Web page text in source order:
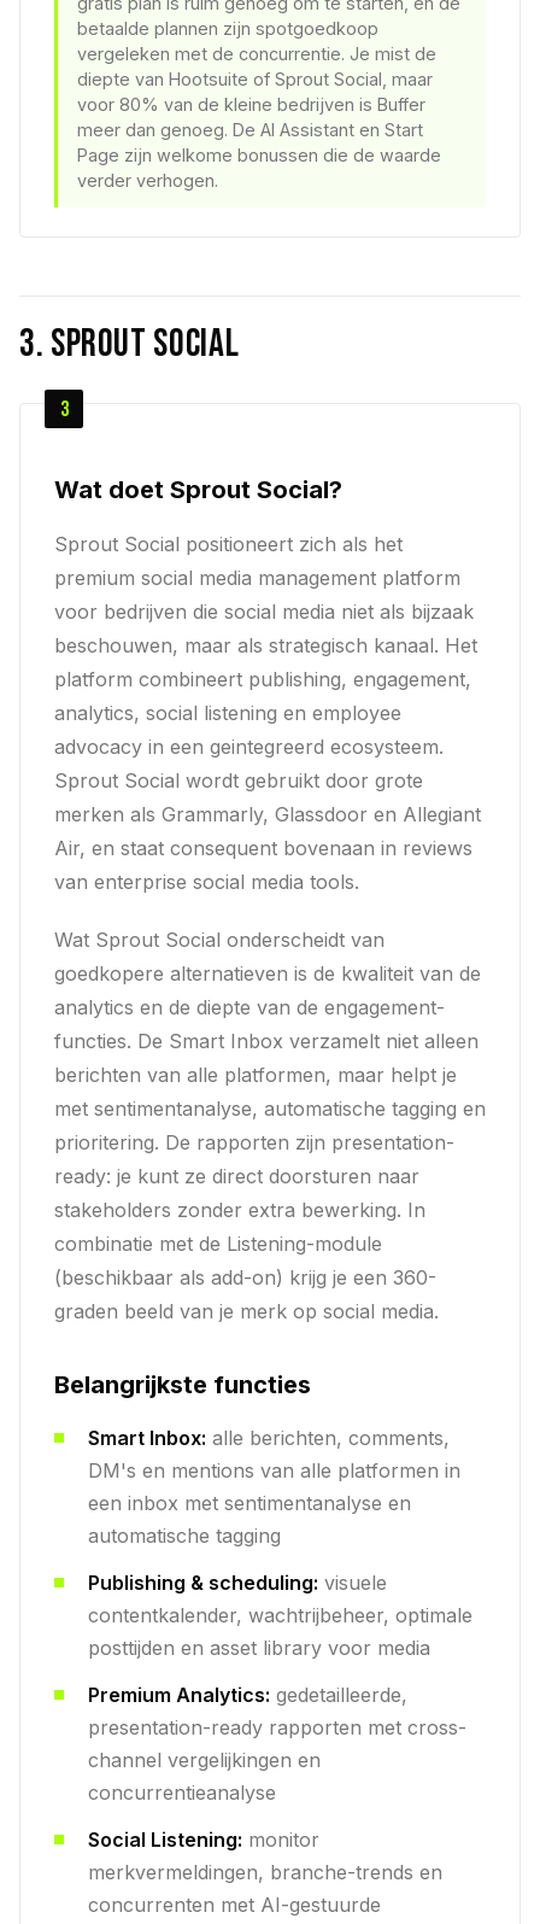
betaalde plannen zijn spotgoedkoop
vergeleken met de concurrentie. Je mist de
diepte van Hootsuite of Sprout Social, maar
voor 80% van de kleine bedrijven is Buffer
meer dan genoeg. De AI Assistant en Start
Page zijn welkome bonussen die de waarde
verder verhogen.
3. Sprout Social
3
Wat doet Sprout Social?
Sprout Social positioneert zich als het
premium social media management platform
voor bedrijven die social media niet als bijzaak
beschouwen, maar als strategisch kanaal. Het
platform combineert publishing, engagement,
analytics, social listening en employee
advocacy in een geintegreerd ecosysteem.
Sprout Social wordt gebruikt door grote
merken als Grammarly, Glassdoor en Allegiant
Air, en staat consequent bovenaan in reviews
van enterprise social media tools.
Wat Sprout Social onderscheidt van
goedkopere alternatieven is de kwaliteit van de
analytics en de diepte van de engagement-
functies. De Smart Inbox verzamelt niet alleen
berichten van alle platformen, maar helpt je
met sentimentanalyse, automatische tagging en
prioritering. De rapporten zijn presentation-
ready: je kunt ze direct doorsturen naar
stakeholders zonder extra bewerking. In
combinatie met de Listening-module
(beschikbaar als add-on) krijg je een 360-
graden beeld van je merk op social media.
Belangrijkste functies
Smart Inbox: alle berichten, comments,
DM's en mentions van alle platformen in
een inbox met sentimentanalyse en
automatische tagging
Publishing & scheduling: visuele
contentkalender, wachtrijbeheer, optimale
posttijden en asset library voor media
Premium Analytics: gedetailleerde,
presentation-ready rapporten met cross-
channel vergelijkingen en
concurrentieanalyse
Social Listening: monitor
merkvermeldingen, branche-trends en
concurrenten met AI-gestuurde